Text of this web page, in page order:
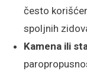
često
spoljnih
Kamena ili